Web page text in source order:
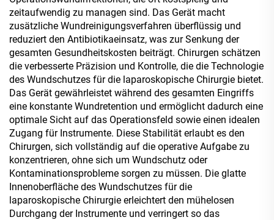
zeitaufwendig zu managen sind. Das Gerät macht
zusätzliche Wundreinigungsverfahren überflüssig und
reduziert den Antibiotikaeinsatz, was zur Senkung der
gesamten Gesundheitskosten beiträgt. Chirurgen schätzen
die verbesserte Präzision und Kontrolle, die die Technologie
des Wundschutzes für die laparoskopische Chirurgie bietet.
Das Gerät gewährleistet während des gesamten Eingriffs
eine konstante Wundretention und ermöglicht dadurch eine
optimale Sicht auf das Operationsfeld sowie einen idealen
Zugang für Instrumente. Diese Stabilität erlaubt es den
Chirurgen, sich vollständig auf die operative Aufgabe zu
konzentrieren, ohne sich um Wundschutz oder
Kontaminationsprobleme sorgen zu müssen. Die glatte
Innenoberfläche des Wundschutzes für die
laparoskopische Chirurgie erleichtert den mühelosen
Durchgang der Instrumente und verringert so das